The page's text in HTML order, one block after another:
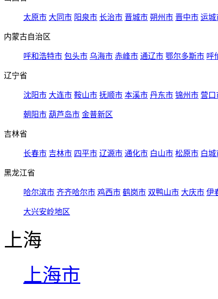
太原市 大同市 阳泉市 长治市 晋城市 朔州市 晋中市 运城
内蒙古自治区
呼和浩特市 包头市 乌海市 赤峰市 通辽市 鄂尔多斯市 呼
辽宁省
沈阳市 大连市 鞍山市 抚顺市 本溪市 丹东市 锦州市 营口
朝阳市 葫芦岛市 金普新区
吉林省
长春市 吉林市 四平市 辽源市 通化市 白山市 松原市 白城
黑龙江省
哈尔滨市 齐齐哈尔市 鸡西市 鹤岗市 双鸭山市 大庆市 伊
大兴安岭地区
上海
上海市